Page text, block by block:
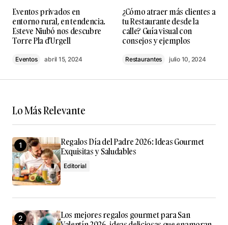
Clara TP
agosto 25, 2025 at 4:33 pm
Responder
publicada. Los campos obligatorios están
marcados con*
Comment*
Your Name
Eventos privados en
entorno rural, en tendencia.
Esteve Niubó nos descubre
Torre Pla d'Urgell
Eventos abril 15, 2024
¿Cómo atraer más clientes a
tu Restaurante desde la
calle? Guía visual con
consejos y ejemplos
Restaurantes julio 10, 2024
Lo Más Relevante
Regalos Día del Padre 2026: Ideas Gourmet
Exquisitas y Saludables
Editorial
Los mejores regalos gourmet para San